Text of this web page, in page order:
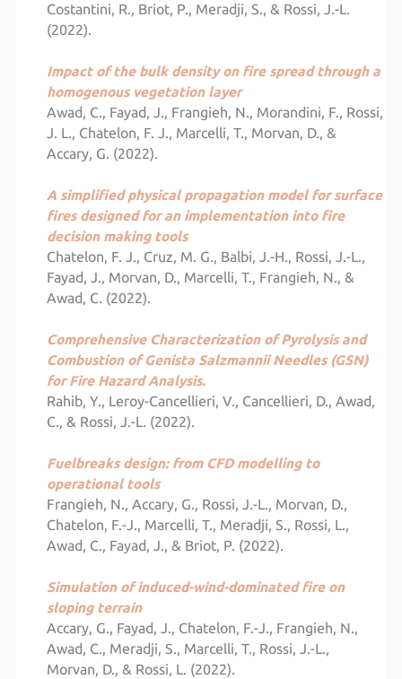
Costantini, R., Briot, P., Meradji, S., & Rossi, J.-L.
(2022).
Impact of the bulk density on fire spread through a
homogenous vegetation layer
Awad, C., Fayad, J., Frangieh, N., Morandini, F., Rossi,
J. L., Chatelon, F. J., Marcelli, T., Morvan, D., &
Accary, G. (2022).
A simplified physical propagation model for surface
fires designed for an implementation into fire
decision making tools
Chatelon, F. J., Cruz, M. G., Balbi, J.-H., Rossi, J.-L.,
Fayad, J., Morvan, D., Marcelli, T., Frangieh, N., &
Awad, C. (2022).
Comprehensive Characterization of Pyrolysis and
Combustion of Genista Salzmannii Needles (GSN)
for Fire Hazard Analysis.
Rahib, Y., Leroy-Cancellieri, V., Cancellieri, D., Awad,
C., & Rossi, J.-L. (2022).
Fuelbreaks design: from CFD modelling to
operational tools
Frangieh, N., Accary, G., Rossi, J.-L., Morvan, D.,
Chatelon, F.-J., Marcelli, T., Meradji, S., Rossi, L.,
Awad, C., Fayad, J., & Briot, P. (2022).
Simulation of induced-wind-dominated fire on
sloping terrain
Accary, G., Fayad, J., Chatelon, F.-J., Frangieh, N.,
Awad, C., Meradji, S., Marcelli, T., Rossi, J.-L.,
Morvan, D., & Rossi, L. (2022).